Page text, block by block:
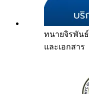
ทนายจิรพันธ์
และเอกสาร